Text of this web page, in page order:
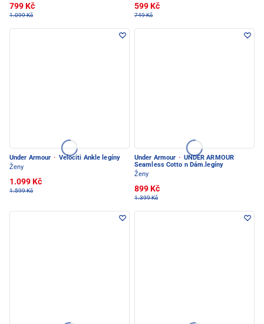
799 Kč
1.099 Kč
599 Kč
749 Kč
Under Armour · Velociti Ankle legíny
Ženy
1.099 Kč
1.599 Kč
Under Armour · UNDER ARMOUR
Seamless Cotto n Dám.legíny
Ženy
899 Kč
1.399 Kč